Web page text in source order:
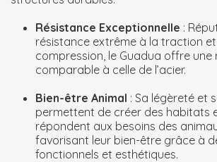
Résistance Exceptionnelle :
résistance extrême à la traction
compression, le Guadua offre une
comparable à celle de l’acier.
Bien-être Animal : Sa légèreté et
permettent de créer des habitats
répondent aux besoins des
favorisant leur bien-être grâce à
fonctionnels et esthétiques.